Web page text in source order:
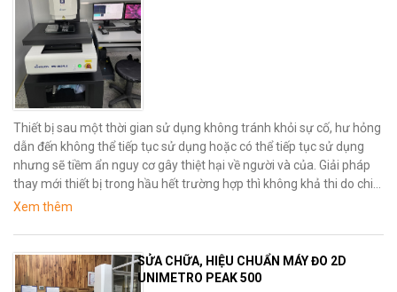
Thiết bị sau một thời gian sử dụng không tránh khỏi sự cố, hư hỏng
dẫn đến không thể tiếp tục sử dụng hoặc có thể tiếp tục sử dụng
nhưng sẽ tiềm ẩn nguy cơ gây thiệt hại về người và của. Giải pháp
thay mới thiết bị trong hầu hết trường hợp thì không khả thi do chi
phí cho việc mua mới thiết bị là rất cao, vì vậy phương án hữu hiệu
Xem thêm
SỬA CHỮA, HIỆU CHUẨN MÁY ĐO 2D
UNIMETRO PEAK 500